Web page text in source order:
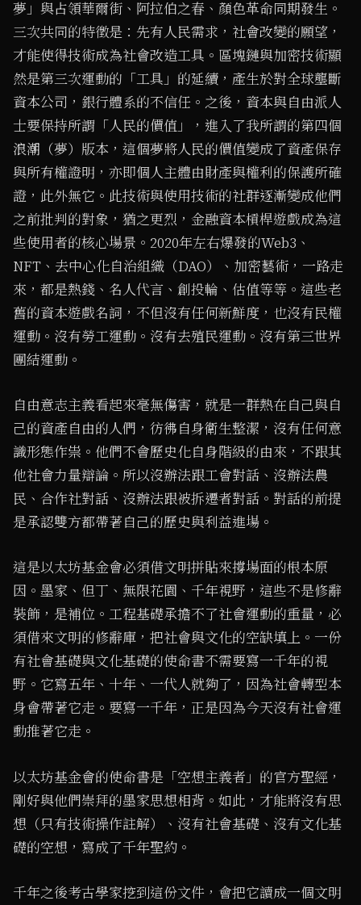
夢」與占領華爾街、阿拉伯之春、顏色革命同期發生。
三次共同的特徵是：先有人民需求，社會改變的願望，
才能使得技術成為社會改造工具。區塊鏈與加密技術顯
然是第三次運動的「工具」的延續，產生於對全球壟斷
資本公司，銀行體系的不信任。之後，資本與自由派人
士要保持所謂「人民的價值」，進入了我所謂的第四個
浪潮（夢）版本，這個夢將人民的價值變成了資產保存
與所有權證明，亦即個人主體由財產與權利的保護所確
證，此外無它。此技術與使用技術的社群逐漸變成他們
之前批判的對象，猶之更烈，金融資本槓桿遊戲成為這
些使用者的核心場景。2020年左右爆發的Web3、
NFT、去中心化自治組織（DAO）、加密藝術，一路走
來，都是熱錢、名人代言、創投輪、估值等等。這些老
舊的資本遊戲名詞，不但沒有任何新鮮度，也沒有民權
運動。沒有勞工運動。沒有去殖民運動。沒有第三世界
團結運動。
自由意志主義看起來毫無傷害，就是一群熱在自己與自
己的資產自由的人們，彷彿自身衛生整潔，沒有任何意
識形態作祟。他們不會歷史化自身階級的由來，不跟其
他社會力量辯論。所以沒辦法跟工會對話、沒辦法農
民、合作社對話、沒辦法跟被拆遷者對話。對話的前提
是承認雙方都帶著自己的歷史與利益進場。
這是以太坊基金會必須借文明拼貼來撐場面的根本原
因。墨家、但丁、無限花園、千年視野，這些不是修辭
裝飾，是補位。工程基礎承擔不了社會運動的重量，必
須借來文明的修辭庫，把社會與文化的空缺填上。一份
有社會基礎與文化基礎的使命書不需要寫一千年的視
野。它寫五年、十年、一代人就夠了，因為社會轉型本
身會帶著它走。要寫一千年，正是因為今天沒有社會運
動推著它走。
以太坊基金會的使命書是「空想主義者」的官方聖經，
剛好與他們崇拜的墨家思想相背。如此，才能將沒有思
想（只有技術操作註解）、沒有社會基礎、沒有文化基
礎的空想，寫成了千年聖約。
千年之後考古學家挖到這份文件，會把它讀成一個文明